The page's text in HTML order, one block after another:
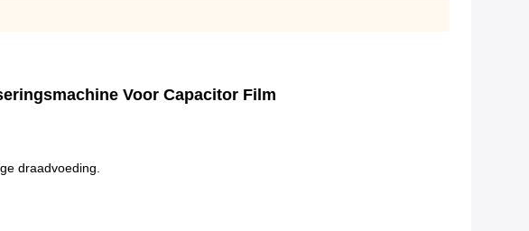
Voor Capacitor Film
draadvoeding.